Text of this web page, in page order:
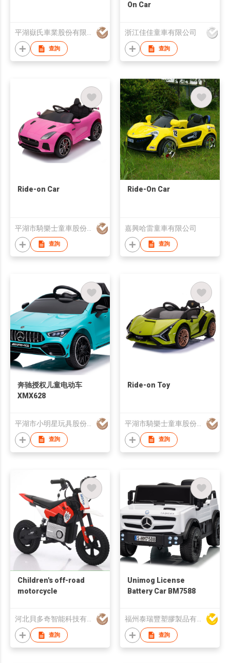
平湖嶽氏車業股份有限公司
查詢
On Car
浙江佳佳童車有限公司
查詢
Ride-on Car
平湖市騎樂士童車股份有限公司
查詢
Ride-On Car
嘉興哈雷童車有限公司
查詢
奔驰授权儿童电动车
XMX628
平湖市小明星玩具股份有限公司
查詢
Ride-on Toy
平湖市騎樂士童車股份有限公司
查詢
Children's off-road
motorcycle
查詢
Unimog License
Battery Car BM7588
查詢